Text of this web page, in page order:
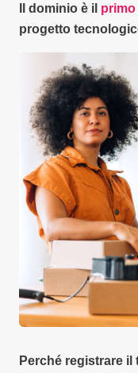
Il dominio è il
progetto
Perché registrare il